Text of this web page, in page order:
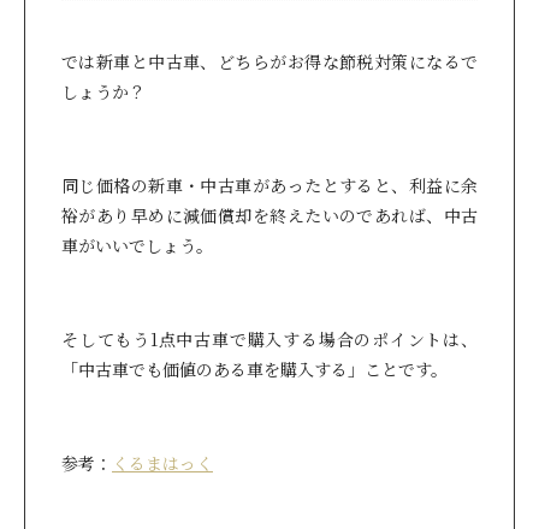
では新車と中古車、どちらがお得な節税対策になるで
しょうか？
同じ価格の新車・中古車があったとすると、利益に余
裕があり早めに減価償却を終えたいのであれば、中古
車がいいでしょう。
そしてもう1点中古車で購入する場合のポイントは、
「中古車でも価値のある車を購入する」ことです。
参考： くるまはっく